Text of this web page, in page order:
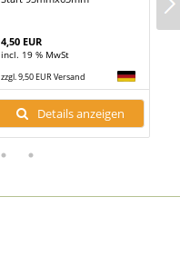
4,50 EUR
incl. 19 % MwSt
zzgl. 9,50 EUR Versand
Details anzeigen